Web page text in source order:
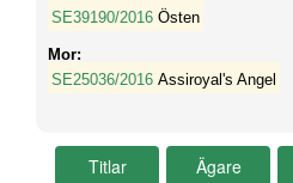
SE39190/2016 Östen
Mor:
SE25036/2016 Assiroyal's Angel